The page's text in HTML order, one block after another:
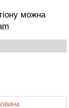
можна